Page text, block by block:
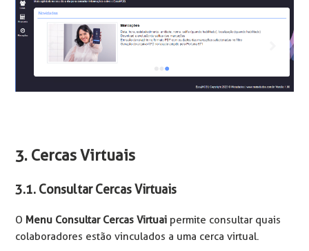
3. Cercas Virtuais
3.1. Consultar Cercas Virtuais
O Menu Consultar Cercas Virtuai permite consultar quais
colaboradores estão vinculados a uma cerca virtual.